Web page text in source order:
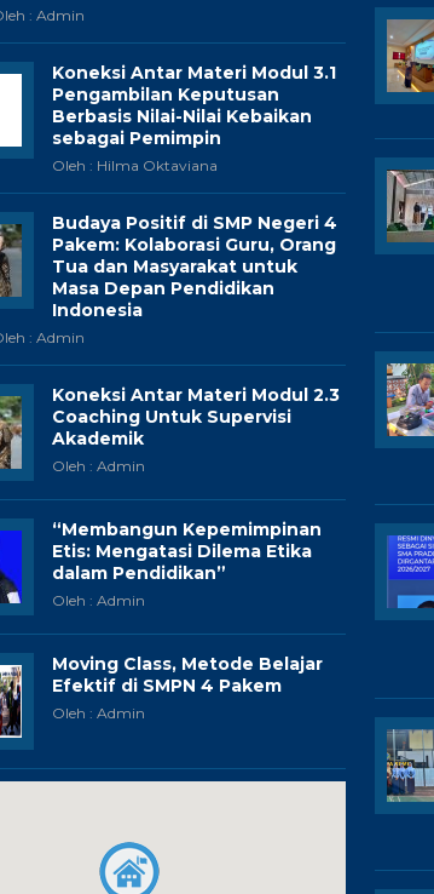
: Admin
Koneksi Antar Materi Modul 3.1
Pengambilan Keputusan
Berbasis Nilai-Nilai Kebaikan
sebagai Pemimpin
Oleh : Hilma Oktaviana
Budaya Positif di SMP Negeri 4
Pakem: Kolaborasi Guru, Orang
Tua dan Masyarakat untuk
Masa Depan Pendidikan
Indonesia
: Admin
Koneksi Antar Materi Modul 2.3
Coaching Untuk Supervisi
Akademik
Oleh : Admin
“Membangun Kepemimpinan
Etis: Mengatasi Dilema Etika
dalam Pendidikan”
Oleh : Admin
Moving Class, Metode Belajar
Efektif di SMPN 4 Pakem
Oleh : Admin